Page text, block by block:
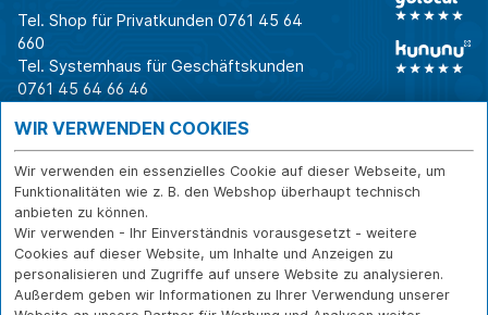
Tel. Shop für Privatkunden 0761 45 64
660
Tel. Systemhaus für Geschäftskunden
0761 45 64 66 46
Warum CAB
Für Business-
Entscheider
Für IT-Leiter
Für Privatkunden
Erfolgsgeschichte
n
Branchen
IT für
IT-Security
IT-Infrastruktur
Softwarelösungen
WLAN-Lösungen
IT-Beratung und
Service
Reparatur
Versand- und
Zahlarten
Rücksendung und
Widerruf
WIR VERWENDEN COOKIES
Wir verwenden ein essenzielles Cookie auf dieser Webseite, um
Funktionalitäten wie z. B. den Webshop überhaupt technisch
anbieten zu können.
Wir verwenden - Ihr Einverständnis vorausgesetzt - weitere
Cookies auf dieser Website, um Inhalte und Anzeigen zu
personalisieren und Zugriffe auf unsere Website zu analysieren.
Außerdem geben wir Informationen zu Ihrer Verwendung unserer